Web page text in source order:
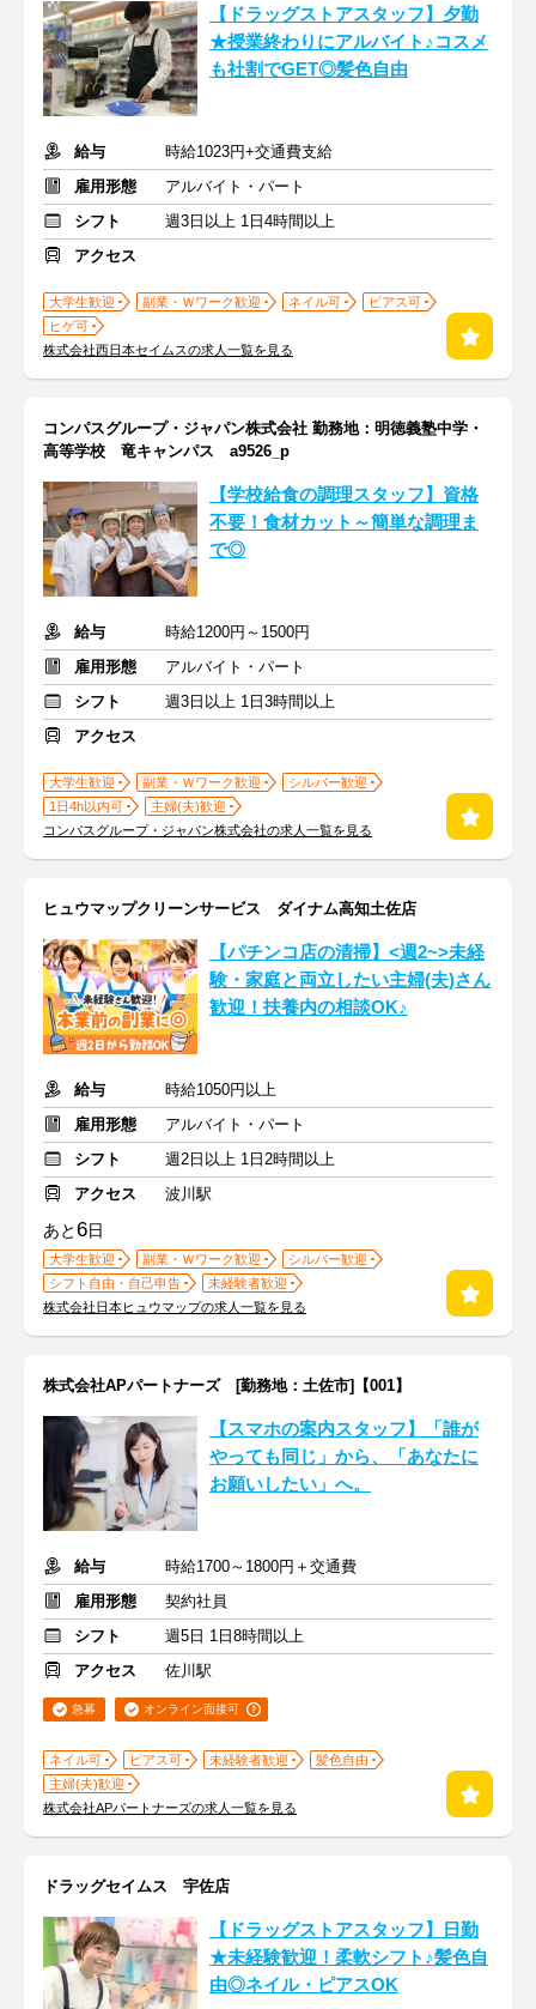
【ドラッグストアスタッフ】夕勤
★授業終わりにアルバイト♪コスメ
も社割でGET◎髪色自由
給与
時給1023円+交通費支給
雇用形態
アルバイト・パート
シフト
週3日以上 1日4時間以上
アクセス
大学生歓迎 副業・Ｗワーク歓迎 ネイル可
ピアス可
ヒゲ可
株式会社西日本セイムスの求人一覧を見る
コンパスグループ・ジャパン株式会社 勤務地：明徳義塾中学・
高等学校 竜キャンパス a9526_p
【学校給食の調理スタッフ】資格
不要！食材カット～簡単な調理ま
で◎
給与
時給1200円～1500円
雇用形態
アルバイト・パート
シフト
週3日以上 1日3時間以上
アクセス
大学生歓迎 副業・Ｗワーク歓迎
シルバー歓迎
1日4h以内可
主婦(夫)歓迎
コンパスグループ・ジャパン株式会社の求人一覧を見る
ヒュウマップクリーンサービス ダイナム高知土佐店
【パチンコ店の清掃】<週2~>未経
験・家庭と両立したい主婦(夫)さん
歓迎！扶養内の相談OK♪
給与
時給1050円以上
雇用形態
アルバイト・パート
シフト
週2日以上 1日2時間以上
アクセス
波川駅
あと6日
大学生歓迎 副業・Ｗワーク歓迎
シルバー歓迎
シフト自由・自己申告
未経験者歓迎
株式会社日本ヒュウマップの求人一覧を見る
株式会社APパートナーズ [勤務地：土佐市]【001】
【スマホの案内スタッフ】「誰が
やっても同じ」から、「あなたに
お願いしたい」へ。
給与
時給1700～1800円＋交通費
雇用形態
契約社員
シフト
週5日 1日8時間以上
アクセス
佐川駅
急募 オンライン面接可
ネイル可 ピアス可 未経験者歓迎
髪色自由
主婦(夫)歓迎
株式会社APパートナーズの求人一覧を見る
ドラッグセイムス 宇佐店
【ドラッグストアスタッフ】日勤
★未経験歓迎！柔軟シフト♪髪色自
由◎ネイル・ピアスOK